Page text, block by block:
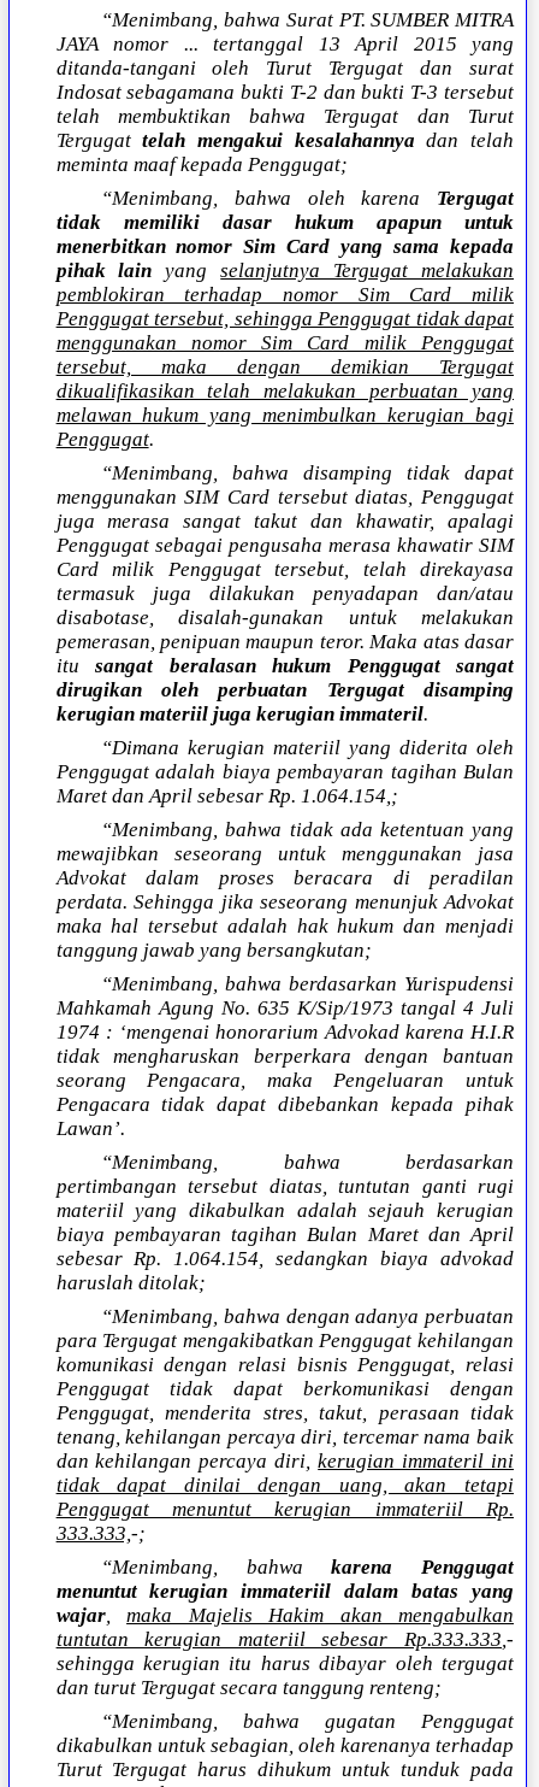
“Menimbang, bahwa Surat PT. SUMBER MITRA
JAYA nomor ... tertanggal 13 April 2015 yang
ditanda-tangani oleh Turut Tergugat dan surat
Indosat sebagamana bukti T-2 dan bukti T-3 tersebut
telah membuktikan bahwa Tergugat dan Turut
Tergugattelah mengakui kesalahannya dan telah
meminta maaf kepada Penggugat;
“Menimbang, bahwa oleh karena Tergugat
tidak memiliki dasar hukum apapun untuk
menerbitkan nomor Sim Card yang sama kepada
pihak lain yangselanjutnya Tergugat melakukan
pemblokiran terhadap nomor Sim Card milik
Penggugat tersebut, sehingga Penggugat tidak dapat
menggunakan nomor Sim Card milik Penggugat
tersebut, maka dengan demikian Tergugat
dikualifikasikan telah melakukan perbuatan yang
melawan hukum yang menimbulkan kerugian bagi
Penggugat.
“Menimbang, bahwa disamping tidak dapat
menggunakan SIM Card tersebut diatas, Penggugat
juga merasa sangat takut dan khawatir, apalagi
Penggugat sebagai pengusaha merasa khawatir SIM
Card milik Penggugat tersebut, telah direkayasa
termasuk juga dilakukan penyadapan dan/atau
disabotase, disalah-gunakan untuk melakukan
pemerasan, penipuan maupun teror. Maka atas dasar
itusangat beralasan hukum Penggugat sangat
dirugikan oleh perbuatan Tergugat disamping
kerugian materiil juga kerugian immateril.
“Dimana kerugian materiil yang diderita oleh
Penggugat adalah biaya pembayaran tagihan Bulan
Maret dan April sebesar Rp. 1.064.154,;
“Menimbang, bahwa tidak ada ketentuan yang
mewajibkan seseorang untuk menggunakan jasa
Advokat dalam proses beracara di peradilan
perdata. Sehingga jika seseorang menunjuk Advokat
maka hal tersebut adalah hak hukum dan menjadi
tanggung jawab yang bersangkutan;
“Menimbang, bahwa berdasarkan Yurispudensi
Mahkamah Agung No. 635 K/Sip/1973 tangal 4 Juli
1974 : ‘mengenai honorarium Advokad karena H.I.R
tidak mengharuskan berperkara dengan bantuan
seorang Pengacara, maka Pengeluaran untuk
Pengacara tidak dapat dibebankan kepada pihak
Lawan’.
“Menimbang, bahwa berdasarkan
pertimbangan tersebut diatas, tuntutan ganti rugi
materiil yang dikabulkan adalah sejauh kerugian
biaya pembayaran tagihan Bulan Maret dan April
sebesar Rp. 1.064.154, sedangkan biaya advokad
haruslah ditolak;
“Menimbang, bahwa dengan adanya perbuatan
para Tergugat mengakibatkan Penggugat kehilangan
komunikasi dengan relasi bisnis Penggugat, relasi
Penggugat tidak dapat berkomunikasi dengan
Penggugat, menderita stres, takut, perasaan tidak
tenang, kehilangan percaya diri, tercemar nama baik
dan kehilangan percaya diri,kerugian immateril ini
tidak dapat dinilai dengan uang, akan tetapi
Penggugat menuntut kerugian immateriil Rp.
333.333,-;
“Menimbang, bahwakarena Penggugat
menuntut kerugian immateriil dalam batas yang
wajar,maka Majelis Hakim akan mengabulkan
tuntutan kerugian materiil sebesar Rp.333.333,-
sehingga kerugian itu harus dibayar oleh tergugat
dan turut Tergugat secara tanggung renteng;
“Menimbang, bahwa gugatan Penggugat
dikabulkan untuk sebagian, oleh karenanya terhadap
Turut Tergugat harus dihukum untuk tunduk pada